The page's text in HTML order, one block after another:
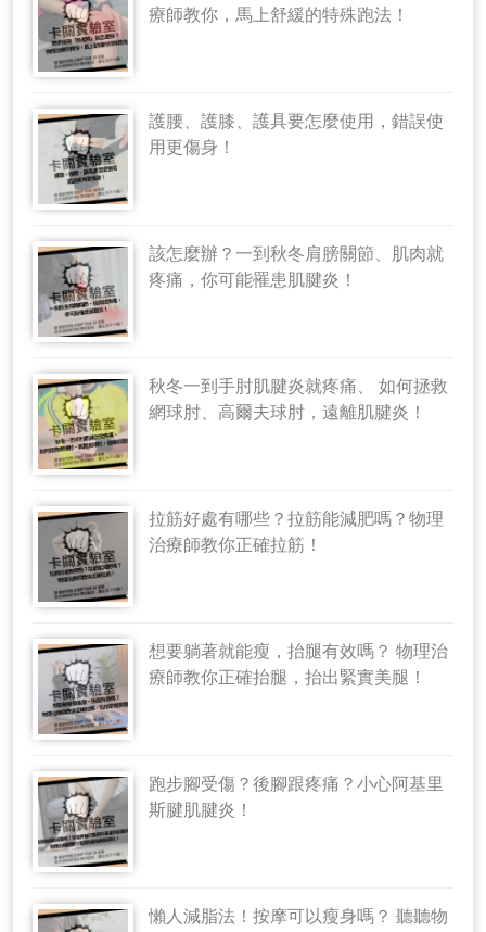
療師教你，馬上舒緩的特殊跑法！
護腰、護膝、護具要怎麼使用，錯誤使
用更傷身！
該怎麼辦？一到秋冬肩膀關節、肌肉就
疼痛，你可能罹患肌腱炎！
秋冬一到手肘肌腱炎就疼痛、 如何拯救
網球肘、高爾夫球肘，遠離肌腱炎！
拉筋好處有哪些？拉筋能減肥嗎？物理
治療師教你正確拉筋！
想要躺著就能瘦，抬腿有效嗎？ 物理治
療師教你正確抬腿，抬出緊實美腿！
跑步腳受傷？後腳跟疼痛？小心阿基里
斯腱肌腱炎！
懶人減脂法！按摩可以瘦身嗎？ 聽聽物